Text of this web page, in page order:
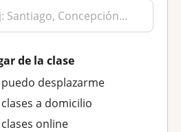
de la clase
puedo desplazarme
clases a domicilio
clases online